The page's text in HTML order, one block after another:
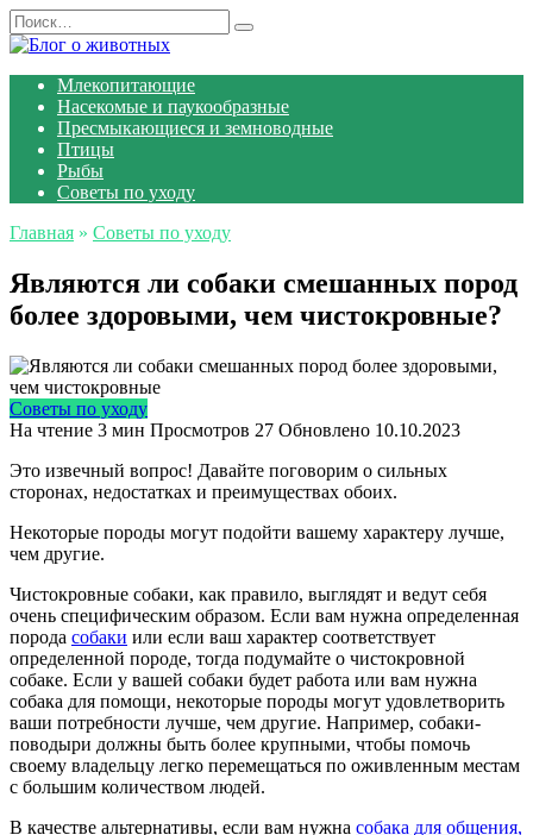
Перейти
к
Search
for:
Млекопитающие
Насекомые и паукообразные
Пресмыкающиеся и земноводные
Птицы
Рыбы
Советы по уходу
Главная » Советы по уходу
Являются ли собаки смешанных пород
более здоровыми, чем чистокровные?
Советы по уходу
На чтение 3 мин Просмотров 27 Обновлено 10.10.2023
Это извечный вопрос! Давайте поговорим о сильных
сторонах, недостатках и преимуществах обоих.
Некоторые породы могут подойти вашему характеру лучше,
чем другие.
Чистокровные собаки, как правило, выглядят и ведут себя
очень специфическим образом. Если вам нужна определенная
порода собаки или если ваш характер соответствует
определенной породе, тогда подумайте о чистокровной
собаке. Если у вашей собаки будет работа или вам нужна
собака для помощи, некоторые породы могут удовлетворить
ваши потребности лучше, чем другие. Например, собаки-
поводыри должны быть более крупными, чтобы помочь
своему владельцу легко перемещаться по оживленным местам
с большим количеством людей.
В качестве альтернативы, если вам нужна собака для общения,